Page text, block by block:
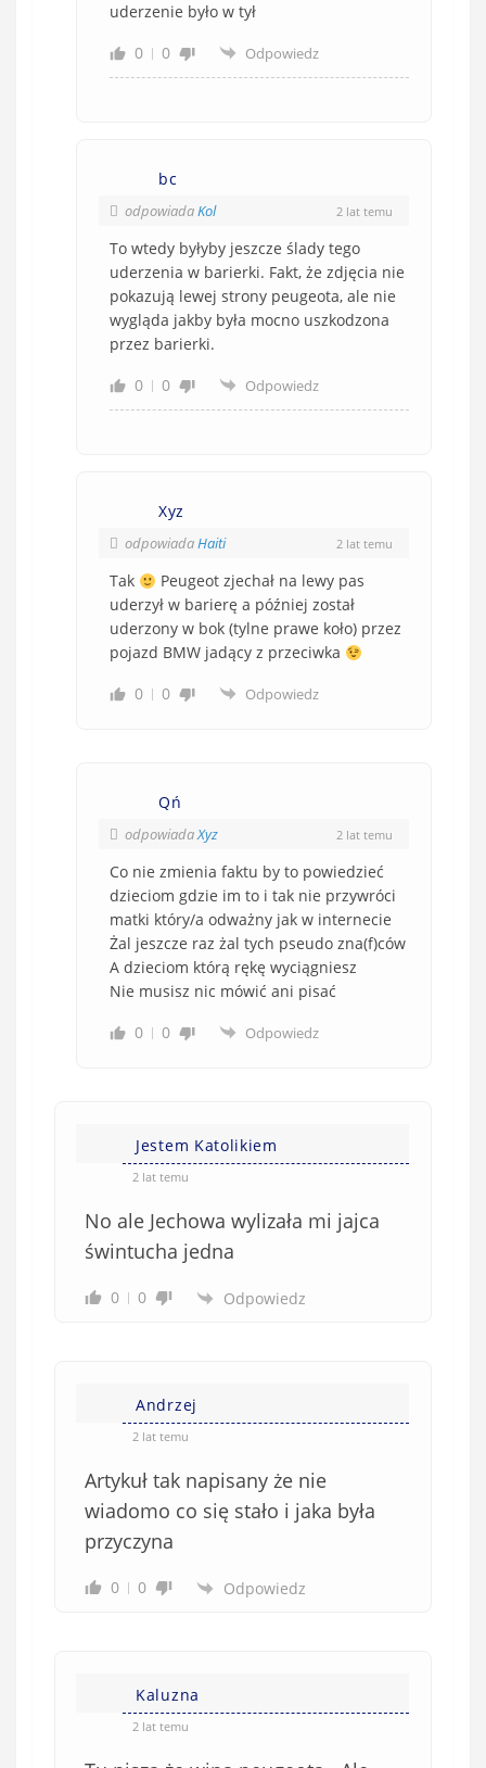
uderzenie było w tył
0
0 Odpowiedz
bc
odpowiadaKol 2 lat temu
To wtedy byłyby jeszcze ślady tego
uderzenia w barierki. Fakt, że zdjęcia nie
pokazują lewej strony peugeota, ale nie
wygląda jakby była mocno uszkodzona
przez barierki.
0
0 Odpowiedz
Xyz
odpowiadaHaiti 2 lat temu
Tak
Peugeot zjechał na lewy pas
uderzył w barierę a później został
uderzony w bok (tylne prawe koło) przez
pojazd BMW jadący z przeciwka
0
0 Odpowiedz
Qń
odpowiadaXyz 2 lat temu
Co nie zmienia faktu by to powiedzieć
dzieciom gdzie im to i tak nie przywróci
matki który/a odważny jak w internecie
Żal jeszcze raz żal tych pseudo zna(f)ców
A dzieciom którą rękę wyciągniesz
Nie musisz nic mówić ani pisać
0
0 Odpowiedz
Jestem Katolikiem
2 lat temu
No ale Jechowa wylizała mi jajca
świntucha jedna
0 0 Odpowiedz
Andrzej
2 lat temu
Artykuł tak napisany że nie
wiadomo co się stało i jaka była
przyczyna
0 0 Odpowiedz
Kaluzna
2 lat temu